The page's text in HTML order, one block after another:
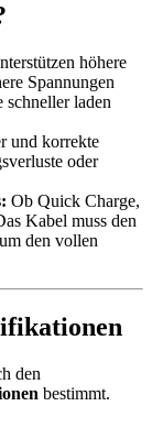
höhere
Spannungen
laden
und korrekte
oder
Ob Quick Charge,
Kabel muss den
den vollen
den
bestimmt.